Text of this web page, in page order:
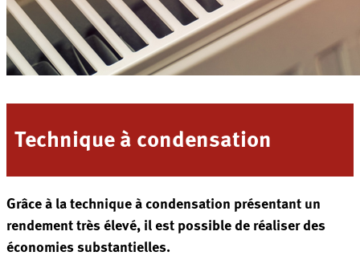
Technique à condensation
Grâce à la technique à condensation présentant un
rendement très élevé, il est possible de réaliser des
économies substantielles.